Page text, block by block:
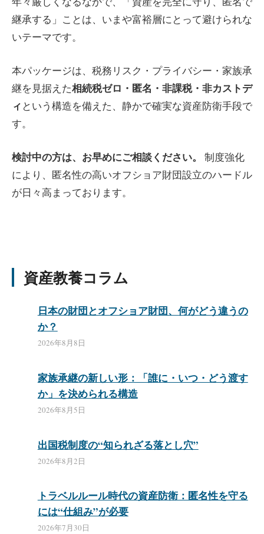
継承する」ことは、いまや富裕層にとって避けられな
いテーマです。
本パッケージは、税務リスク・プライバシー・家族承
継を見据えた相続税ゼロ・匿名・非課税・非カストデ
ィ という構造を備えた、静かで確実な資産防衛手段で
す。
検討中の方は、お早めにご相談ください。
制度強化
により、匿名性の高いオフショア財団設立のハードル
が日々高まっております。
資産教養コラム
日本の財団とオフショア財団、何がどう違うの
か？
2026年8月8日
家族承継の新しい形：「誰に・いつ・どう渡す
か」を決められる構造
2026年8月5日
出国税制度の“知られざる落とし穴”
2026年8月2日
トラベルルール時代の資産防衛：匿名性を守る
には“仕組み”が必要
2026年7月30日